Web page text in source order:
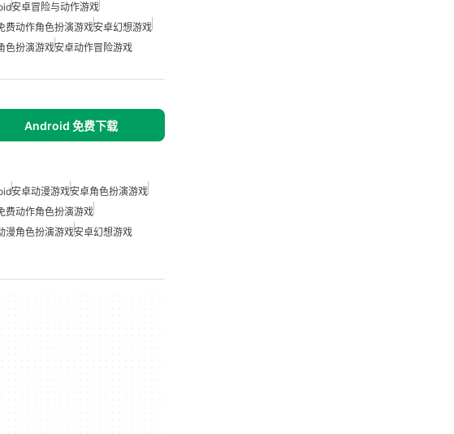
安卓冒险与动作游戏
费动作角色扮演游戏安卓幻想游戏
色扮演游戏安卓动作冒险游戏
Android 免费下载
安卓动漫游戏安卓角色扮演游戏
费动作角色扮演游戏
漫角色扮演游戏安卓幻想游戏